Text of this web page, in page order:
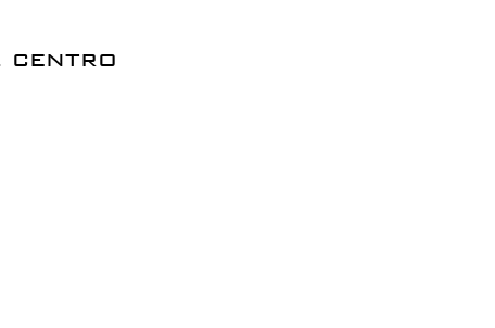
centro